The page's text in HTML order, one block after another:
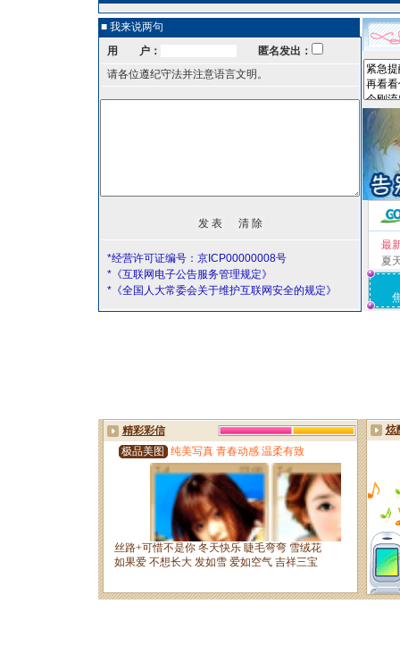
■ 我来说两句
用 户：
匿名发出：
请各位遵纪守法并注意语言文明。
*经营许可证编号：京ICP00000008号
*《互联网电子公告服务管理规定》
*《全国人大常委会关于维护互联网安全的规定》
最
夏